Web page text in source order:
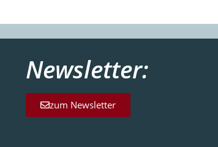
Newsletter:
zum Newsletter